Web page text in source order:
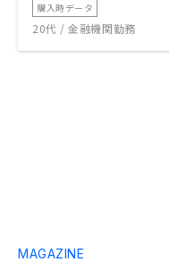
購入時データ
20代 / 金融機関勤務
MAGAZINE